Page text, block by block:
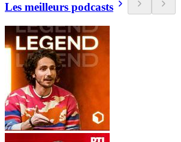
Les meilleurs podcasts